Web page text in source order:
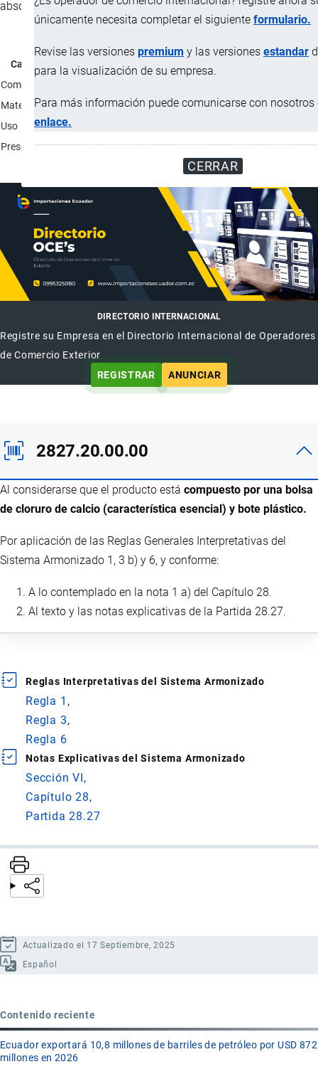
únicamente necesita completar el siguiente formulario.
Revise las versiones premium y las versiones estandar
para la visualización de su empresa.
Para más información puede comunicarse con nosotros
enlace.
CERRAR
absorban la humedad del ambiente.
Característica
Composición bolsa
Materiales cubo
100% polipropileno.
Uso
Presentación
Caja conteniendo una bolsa y un cubo plástico.
DIRECTORIO INTERNACIONAL
Registre su Empresa en el Directorio Internacional de Operadores
de Comercio Exterior
REGISTRAR
ANUNCIAR
2827.20.00.00
Al considerarse que el producto está compuesto por una bolsa
de cloruro de calcio (característica esencial) y bote plástico.
Por aplicación de las Reglas Generales Interpretativas del
Sistema Armonizado 1, 3 b) y 6, y conforme:
A lo contemplado en la nota 1 a) del Capítulo 28.
Al texto y las notas explicativas de la Partida 28.27.
Reglas Interpretativas del Sistema Armonizado
Regla 1
Regla 3
Regla 6
Notas Explicativas del Sistema Armonizado
Sección VI
Capítulo 28
Partida 28.27
Actualizado el 17 Septiembre, 2025
Español
Contenido reciente
Ecuador exportará 10,8 millones de barriles de petróleo por USD 872
millones en 2026